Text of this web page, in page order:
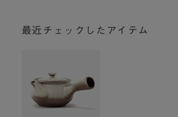
最近チェックしたアイテム